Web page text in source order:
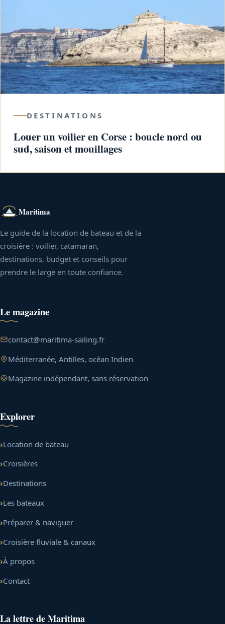
DESTINATIONS
Louer un voilier en Corse : boucle nord ou
sud, saison et mouillages
Maritima
Le guide de la location de bateau et de la
croisière : voilier, catamaran,
destinations, budget et conseils pour
prendre le large en toute confiance.
Le magazine
contact@maritima-sailing.fr
Méditerranée, Antilles, océan Indien
Magazine indépendant, sans réservation
Explorer
Location de bateau
Croisières
Destinations
Les bateaux
Préparer & naviguer
Croisière fluviale & canaux
À propos
Contact
La lettre de Maritima